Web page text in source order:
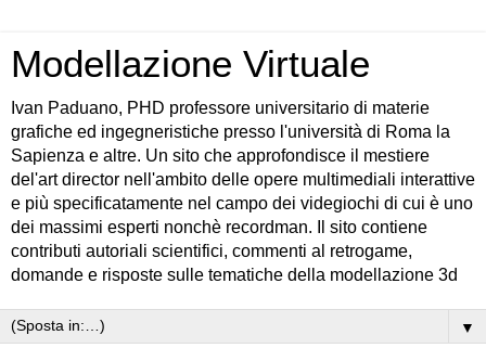
Modellazione Virtuale
Ivan Paduano, PHD professore universitario di materie
grafiche ed ingegneristiche presso l'università di Roma la
Sapienza e altre. Un sito che approfondisce il mestiere
del'art director nell'ambito delle opere multimediali interattive
e più specificatamente nel campo dei videgiochi di cui è uno
dei massimi esperti nonchè recordman. Il sito contiene
contributi autoriali scientifici, commenti al retrogame,
domande e risposte sulle tematiche della modellazione 3d
▼